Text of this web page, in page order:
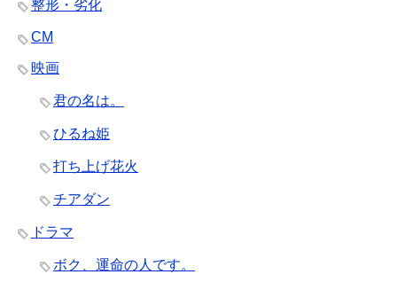
整形・劣化
CM
映画
君の名は。
ひるね姫
打ち上げ花火
チアダン
ドラマ
ボク、運命の人です。